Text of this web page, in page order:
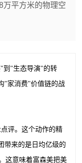
万平方米的物理空
到"生态导演"的转
"家消费"价值链的战
评。这个动作的精
带来的是日均亿级的
这意味着富森美把美